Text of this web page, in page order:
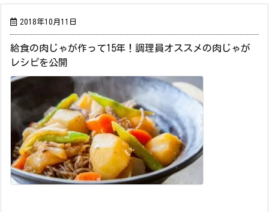
2018年10月11日
給食の肉じゃが作って15年！調理員オススメの肉じゃが
レシピを公開